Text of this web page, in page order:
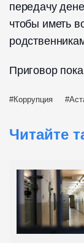
передачу
чтобы иметь
Приговор
Коррупция
Читайте